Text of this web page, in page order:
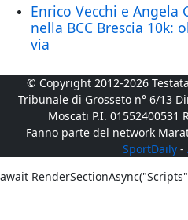
Enrico Vecchi e
nella BCC Brescia 10k:
via
© Copyright 2012-2026
Tribunale di Grosseto n° 6/13
Moscati P.I. 01552400531
Fanno parte del network
SportDaily -
await